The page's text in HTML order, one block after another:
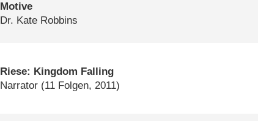
Motive
Dr. Kate Robbins
Riese: Kingdom Falling
Narrator (11 Folgen, 2011)